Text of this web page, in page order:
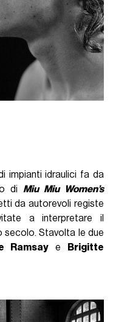
impianti idraulici fa da
di Miu Miu Women’s
da autorevoli registe
a interpretare il
secolo. Stavolta le due
Ramsaye
Brigitte